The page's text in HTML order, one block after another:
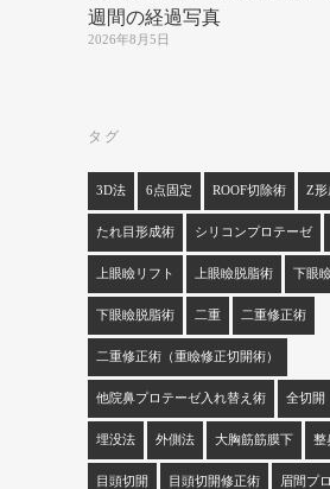
週間の経過写真
2026年8月5日
タグ
3D法 6点固定 ROOF切除術 Z形
たれ目形成術 シリコンプロテーゼ
上眼瞼リフト 上眼瞼脱脂術 下眼
下眼瞼脱脂術 二重 二重修正術
二重修正術（重瞼修正切開術）
他院鼻プロテーゼ入れ替え術 全切開
埋没法 外側法 大胸筋筋膜下 整
目頭切開 目頭切開修正術 眉間プ